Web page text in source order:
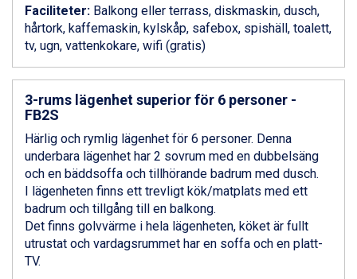
Champoluc från 5.945 kr.
Sestriere från 6.945 kr.
Wagrain från 7.095 kr.
Ischgl från 11.295 kr.
Val Thorens från 8.395 kr.
St. Anton från 11.245 kr.
Zell am See från 6.295 kr.
Canazei från 7.195 kr.
Livigno från 5.595 kr.
Ponte di Legno från 7.395 kr.
Bad Gastein från 6.295 kr.
Sauze dOulx från 6.145 kr.
Alleghe från 8.545 kr.
Arabba från 11.045 kr.
La Thuile från 7.045 kr.
Faciliteter: Balkong eller terrass, diskmaskin, dusch,
hårtork, kaffemaskin, kylskåp, safebox, spishäll, toalett,
tv, ugn, vattenkokare, wifi (gratis)
3-rums lägenhet superior för 6 personer -
FB2S
Härlig och rymlig lägenhet för 6 personer. Denna
underbara lägenhet har 2 sovrum med en dubbelsäng
och en bäddsoffa och tillhörande badrum med dusch.
I lägenheten finns ett trevligt kök/matplats med ett
badrum och tillgång till en balkong.
Det finns golvvärme i hela lägenheten, köket är fullt
utrustat och vardagsrummet har en soffa och en platt-
TV.